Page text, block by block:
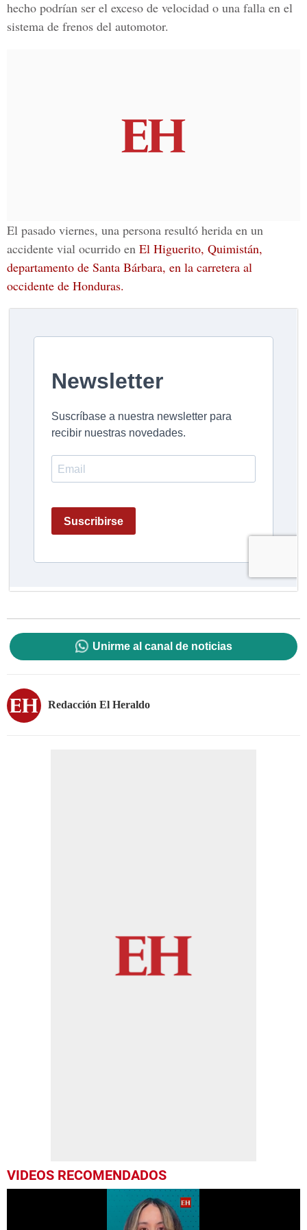
hecho podrían ser el exceso de velocidad o una falla en el
sistema de frenos del automotor.
El pasado viernes, una persona resultó herida en un
accidente vial ocurrido en El Higuerito, Quimistán,
departamento de Santa Bárbara, en la carretera al
occidente de Honduras.
Unirme al canal de noticias
Redacción El Heraldo
VIDEOS RECOMENDADOS